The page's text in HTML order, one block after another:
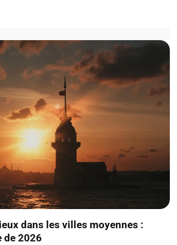
dans les villes moyennes :
de 2026